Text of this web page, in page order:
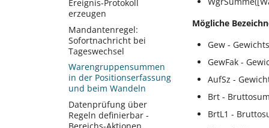
Mögliche
Gew -
GewFak -
AufSz -
Brt -
BrtL1 -
lässt sich nicht
einlesen
Zertifikatskennwort
vergessen
Ereignisprotokollierung:
Bereinigung des
Mandanten
Nach dem Löschen
(über das
Bearbeitungsformular)
Nach dem Neuanlegen
(über das
Erfassungsformular)
Nach dem Neuanlegen
bzw. Ändern (über das
Erfassungsformular)
Nach dem Öffnen eines
Ereignis-Protokoll
erzeugen
Mandantenregel:
Sofortnachricht bei
Tageswechsel
Warengruppensummen
in der Positionserfassung
und beim Wandeln
Datenprüfung über
Regeln definierbar -